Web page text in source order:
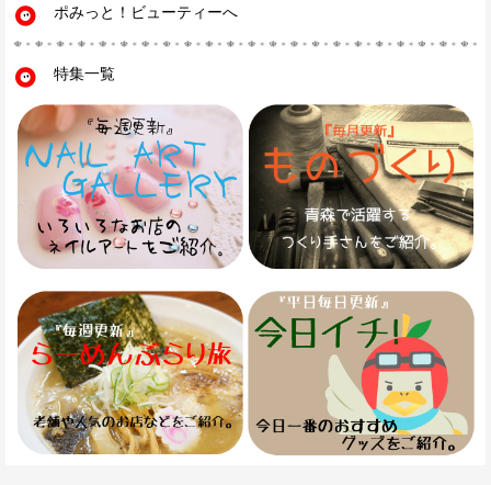
ポみっと！ビューティーへ
特集一覧